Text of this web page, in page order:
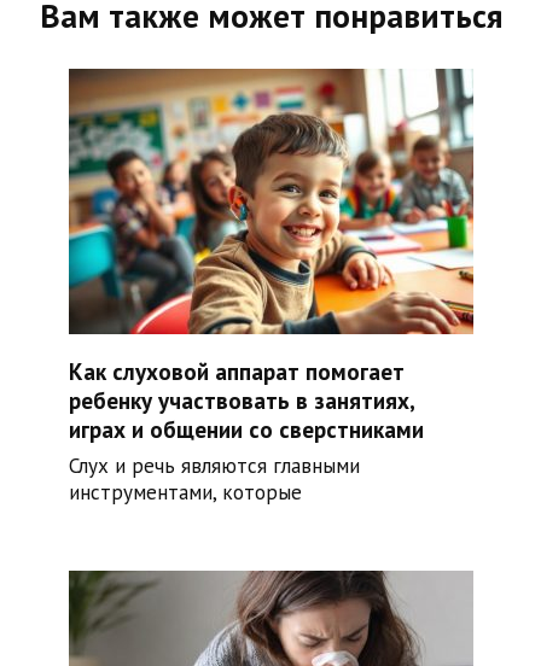
Вам также может понравиться
Как слуховой аппарат помогает
ребенку участвовать в занятиях,
играх и общении со сверстниками
Слух и речь являются главными
инструментами, которые